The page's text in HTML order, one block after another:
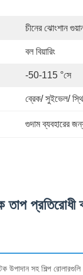
চীনের ঝোংশান
বল বিয়ারিং
-50-115 °সে
ব্রেক/ সুইভেল/
গুদাম ব্যবহারের
তাপ
উপাদান সহ শিল্প